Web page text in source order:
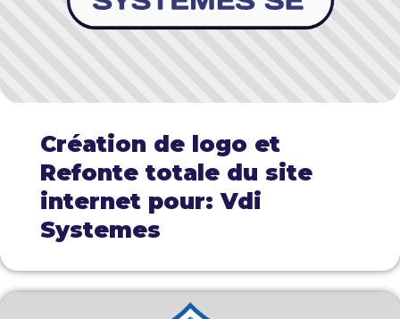
Création de logo et
Refonte totale du site
internet pour: Vdi
Systemes